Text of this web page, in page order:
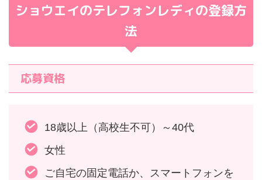
ショウエイのテレフォンレディの登録方
法
応募資格
18歳以上（高校生不可）～40代
女性
ご自宅の固定電話か、スマートフォンを